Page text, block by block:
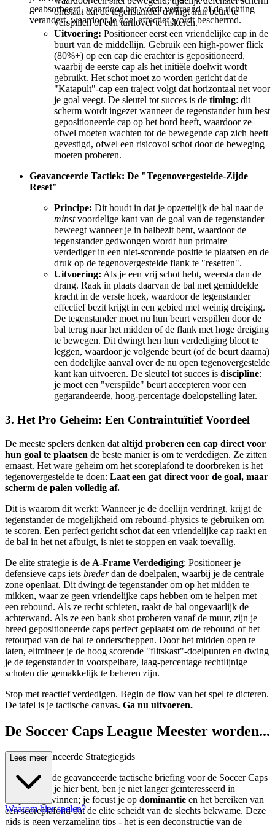
geabsorbeerd, waardoor het wordt vertraagd of de richting
verandert, waardoor je doel effectief wordt beschermd.
ontstaat dat de tegenstander dwingt hun beurt te
verspillen of een turnover te riskeren.
Uitvoering: Positioneer eerst een vriendelijke cap in de
buurt van de middellijn. Gebruik een high-power flick
(80%+) op een cap die erachter is gepositioneerd,
waarbij de eerste cap als het initiële doelwit wordt
gebruikt. Het schot moet zo worden gericht dat de
"Katapult"-cap een traject volgt dat horizontaal net voor
je goal veegt. De sleutel tot succes is de timing: dit
scherm wordt ingezet wanneer de tegenstander hun best
gepositioneerde cap op het bord heeft, waardoor ze
ofwel moeten wachten tot de bewegende cap zich heeft
gevestigd, ofwel een risicovol schot door de beweging
moeten proberen.
Geavanceerde Tactiek: De "Tegenovergestelde-Zijde
Reset"
Principe: Dit houdt in dat je opzettelijk de bal naar de
minstvoordelige kant van de goal van de tegenstander
beweegt wanneer je in balbezit bent, waardoor de
tegenstander gedwongen wordt hun primaire
verdediger in een niet-scorende positie te plaatsen en de
druk op de tegenovergestelde flank te "resetten".
Uitvoering: Als je een vrij schot hebt, weersta dan de
drang. Raak in plaats daarvan de bal met gemiddelde
kracht in de verste hoek, waardoor de tegenstander
effectief bezit krijgt in een gebied met weinig dreiging.
De tegenstander moet nu hun beurt verspillen door de
bal terug naar het midden of de flank met hoge dreiging
te bewegen. Dit dwingt hen hun verdediging bloot te
leggen, waardoor je volgende beurt (of de beurt daarna)
een dodelijke aanval over de nu open tegenovergestelde
kant kan uitvoeren. De sleutel tot succes is discipline:
je moet een "verspilde" beurt accepteren voor een
gegarandeerde, hoog-percentage doelopstelling later.
3. Het Pro Geheim: Een Contraintuïtief Voordeel
De meeste spelers denken dat altijd proberen een cap direct voor
hun goal te plaatsen de beste manier is om te verdedigen. Ze zitten
ernaast. Het ware geheim om het scoreplafond te doorbreken is het
tegenovergestelde te doen: Laat een gat direct voor de goal, maar
scherm de palen volledig af.
Dit is waarom dit werkt: Wanneer je de doellijn verdringt, krijgt de
tegenstander de mogelijkheid om rebound-physics te gebruiken om
te scoren. Een perfect gericht schot dat een vriendelijke cap raakt en
de bal in het net afbuigt, is niet te stoppen en vaak toevallig.
De elite strategie is de A-Frame Verdediging: Positioneer je
defensieve caps iets brederdan de doelpalen, waarbij je de centrale
zone openlaat. Dit dwingt de tegenstander om op het midden te
mikken, waar ze geen vriendelijke caps hebben om te helpen met
een rebound. Als ze recht schieten, raakt de bal ongevaarlijk de
achterwand. Als ze een bank shot proberen vanaf de muur, zijn je
breed gepositioneerde caps perfect geplaatst om de rebound of het
retourpad van de bal te onderscheppen. Door het midden open te
laten, elimineer je de hoog scorende "flitskast"-doelpunten en dwing
je de tegenstander in voorspelbare, laag-percentage rechtlijnige
schoten die gemakkelijk te beheren zijn.
Stop met reactief verdedigen. Begin de flow van het spel te dicteren.
De tafel is je tactische canvas. Ga nu uitvoeren.
De Soccer Caps League Meester worden...
: Een Geavanceerde Strategiegids
Welkom bij de geavanceerde tactische briefing voor de Soccer Caps
League. Als je hier bent, ben je niet langer geïnteresseerd in
simpelweg winnen; je focust je op dominantie en het bereiken van
een scoreplafond dat de elite scheidt van de slechts bekwame. Deze
gids is geen verzameling tips - het is een deconstructie van de
Lees meer
Waarom hier spelen?